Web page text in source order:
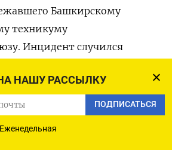
НАШУ РАССЫЛКУ
ПОДПИСАТЬСЯ
Еженедельная
Башкирскому
техникуму
Инцидент случился
МЧС, обрушилась
признанное объектом
было заброшено
в аварийном